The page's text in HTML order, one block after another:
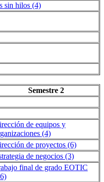
sin hilos (4)
Semestre 2
de equipos y
(4)
de proyectos (6)
de negocios (3)
final de grado EOTIC